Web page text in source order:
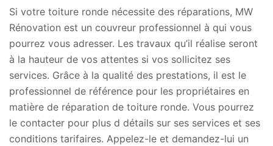
Si votre toiture ronde nécessite des réparations, MW
Rénovation est un couvreur professionnel à qui vous
pourrez vous adresser. Les travaux qu’il réalise seront
à la hauteur de vos attentes si vos sollicitez ses
services. Grâce à la qualité des prestations, il est le
professionnel de référence pour les propriétaires en
matière de réparation de toiture ronde. Vous pourrez
le contacter pour plus d détails sur ses services et ses
conditions tarifaires. Appelez-le et demandez-lui un